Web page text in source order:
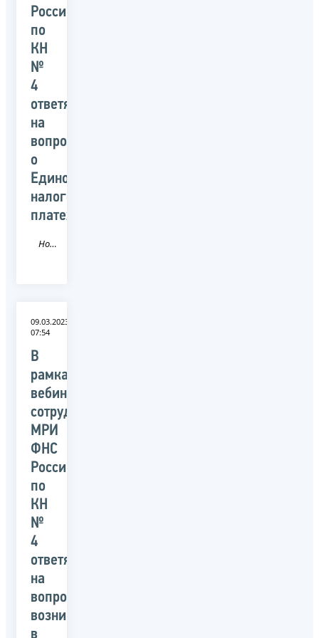
России
по
КН
№
4
ответят
на
вопросы
о
Едином
налоговом
платеже
Новость
09.03.2023
07:54
В
рамках
вебинара
сотрудники
МРИ
ФНС
Росси
по
КН
№
4
ответят
на
вопросы,
возникающие
в